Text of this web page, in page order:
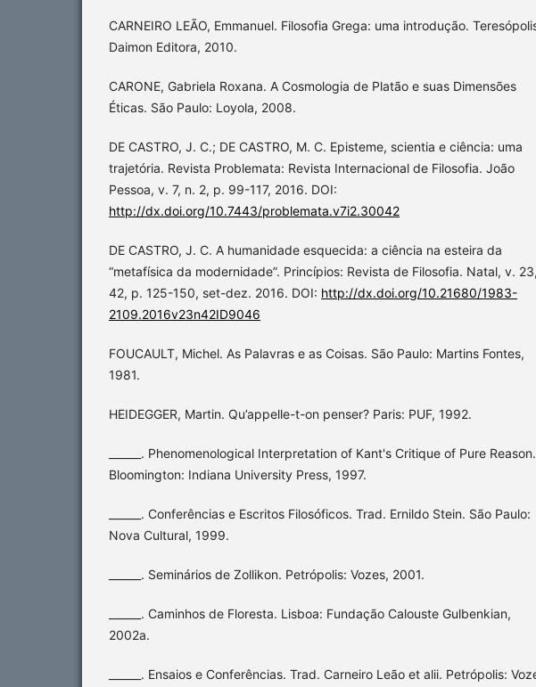
CARNEIRO LEÃO, Emmanuel. Filosofia Grega: uma introdução.
Daimon Editora, 2010.
CARONE, Gabriela Roxana. A Cosmologia de Platão e suas Dimensões
Éticas. São Paulo: Loyola, 2008.
DE CASTRO, J. C.; DE CASTRO, M. C. Episteme, scientia e ciência: uma
trajetória. Revista Problemata: Revista Internacional de Filosofia. João
Pessoa, v. 7, n. 2, p. 99-117, 2016. DOI:
http://dx.doi.org/10.7443/problemata.v7i2.30042
DE CASTRO, J. C. A humanidade esquecida: a ciência na esteira da
“metafísica da modernidade”. Princípios: Revista de Filosofia. Natal, v.
42, p. 125-150, set-dez. 2016. DOI: http://dx.doi.org/10.21680/1983-
2109.2016v23n42ID9046
FOUCAULT, Michel. As Palavras e as Coisas. São Paulo: Martins Fontes,
1981.
HEIDEGGER, Martin. Qu’appelle-t-on penser? Paris: PUF, 1992.
______. Phenomenological Interpretation of Kant's Critique of Pure Reason.
Bloomington: Indiana University Press, 1997.
______. Conferências e Escritos Filosóficos. Trad. Ernildo Stein. São Paulo:
Nova Cultural, 1999.
______. Seminários de Zollikon. Petrópolis: Vozes, 2001.
______. Caminhos de Floresta. Lisboa: Fundação Calouste Gulbenkian,
2002a.
______. Ensaios e Conferências. Trad. Carneiro Leão et alii. Petrópolis: